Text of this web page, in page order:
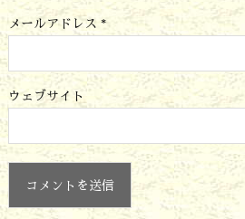
メールアドレス *
ウェブサイト